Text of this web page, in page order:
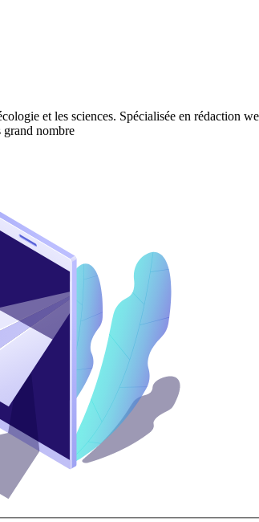
et les sciences. Spécialisée en rédaction
grand nombre